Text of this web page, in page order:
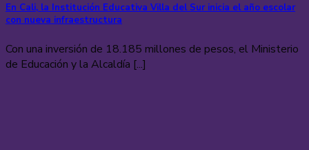
En Cali, la Institución Educativa Villa del Sur inicia el año escolar
con nueva infraestructura
Con una inversión de 18.185 millones de pesos, el Ministerio
de Educación y la Alcaldía [...]